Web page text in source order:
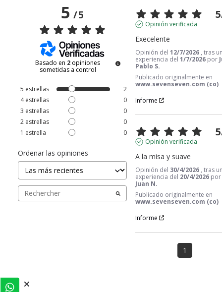
5/5
Basado en 2 opiniones
sometidas a control
5 estrellas
2
4estrellas
0
3 estrellas
0
2 estrellas
0
1 estrella 0
Ordenar las opiniones
5
Opinión verificada
Execelente
Opinión del12/7/2026 , tras
experiencia del1/7/2026 por
Pablo S.
Publicado originalmente en
www.sevenseven.com (co)
Informe
5
Opinión verificada
A la misa y suave
Opinión del 30/4/2026 , tras
experiencia del 20/4/2026 por
Juan N.
Publicado originalmente en
www.sevenseven.com (co)
Informe
1